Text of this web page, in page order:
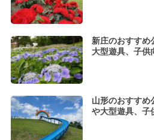
新庄のおすす
大型遊具、子供
山形のおすす
や大型遊具、子